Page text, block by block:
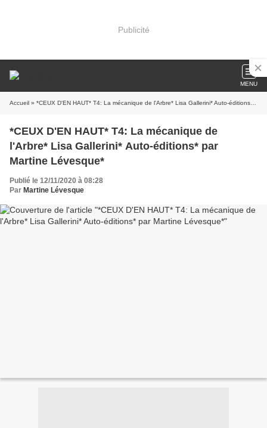
Publicité
MENU
Accueil » *CEUX D'EN HAUT* T4: La mécanique de l'Arbre* Lisa Gallerini* Auto-éditions* par Martine Lévesque*
*CEUX D'EN HAUT* T4: La mécanique de
l'Arbre* Lisa Gallerini* Auto-éditions* par
Martine Lévesque*
Publié le 12/11/2020 à 08:28
Par Martine Lévesque